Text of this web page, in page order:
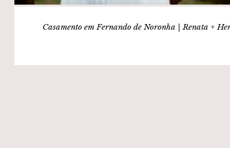
Casamento em Fernando de Noronha | Renata +